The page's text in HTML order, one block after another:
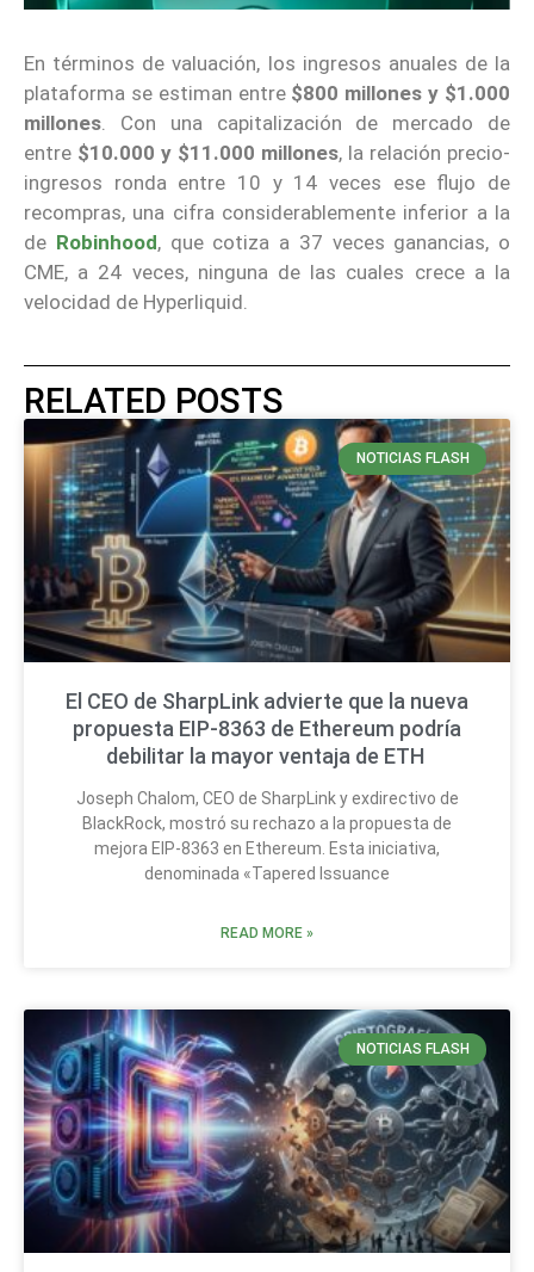
En términos de valuación, los ingresos anuales de la
plataforma se estiman entre $800 millones y $1.000
millones . Con una capitalización de mercado de
entre $10.000 y $11.000 millones, la relación precio-
ingresos ronda entre 10 y 14 veces ese flujo de
recompras, una cifra considerablemente inferior a la
de Robinhood, que cotiza a 37 veces ganancias, o
CME, a 24 veces, ninguna de las cuales crece a la
velocidad de Hyperliquid.
RELATED POSTS
NOTICIAS FLASH
El CEO de SharpLink advierte que la nueva
propuesta EIP-8363 de Ethereum podría
debilitar la mayor ventaja de ETH
Joseph Chalom, CEO de SharpLink y exdirectivo de
BlackRock, mostró su rechazo a la propuesta de
mejora EIP-8363 en Ethereum. Esta iniciativa,
denominada «Tapered Issuance
READ MORE »
NOTICIAS FLASH